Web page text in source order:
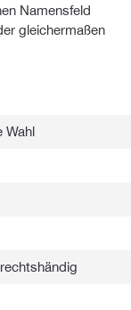
Namensfeld
gleichermaßen
Wahl